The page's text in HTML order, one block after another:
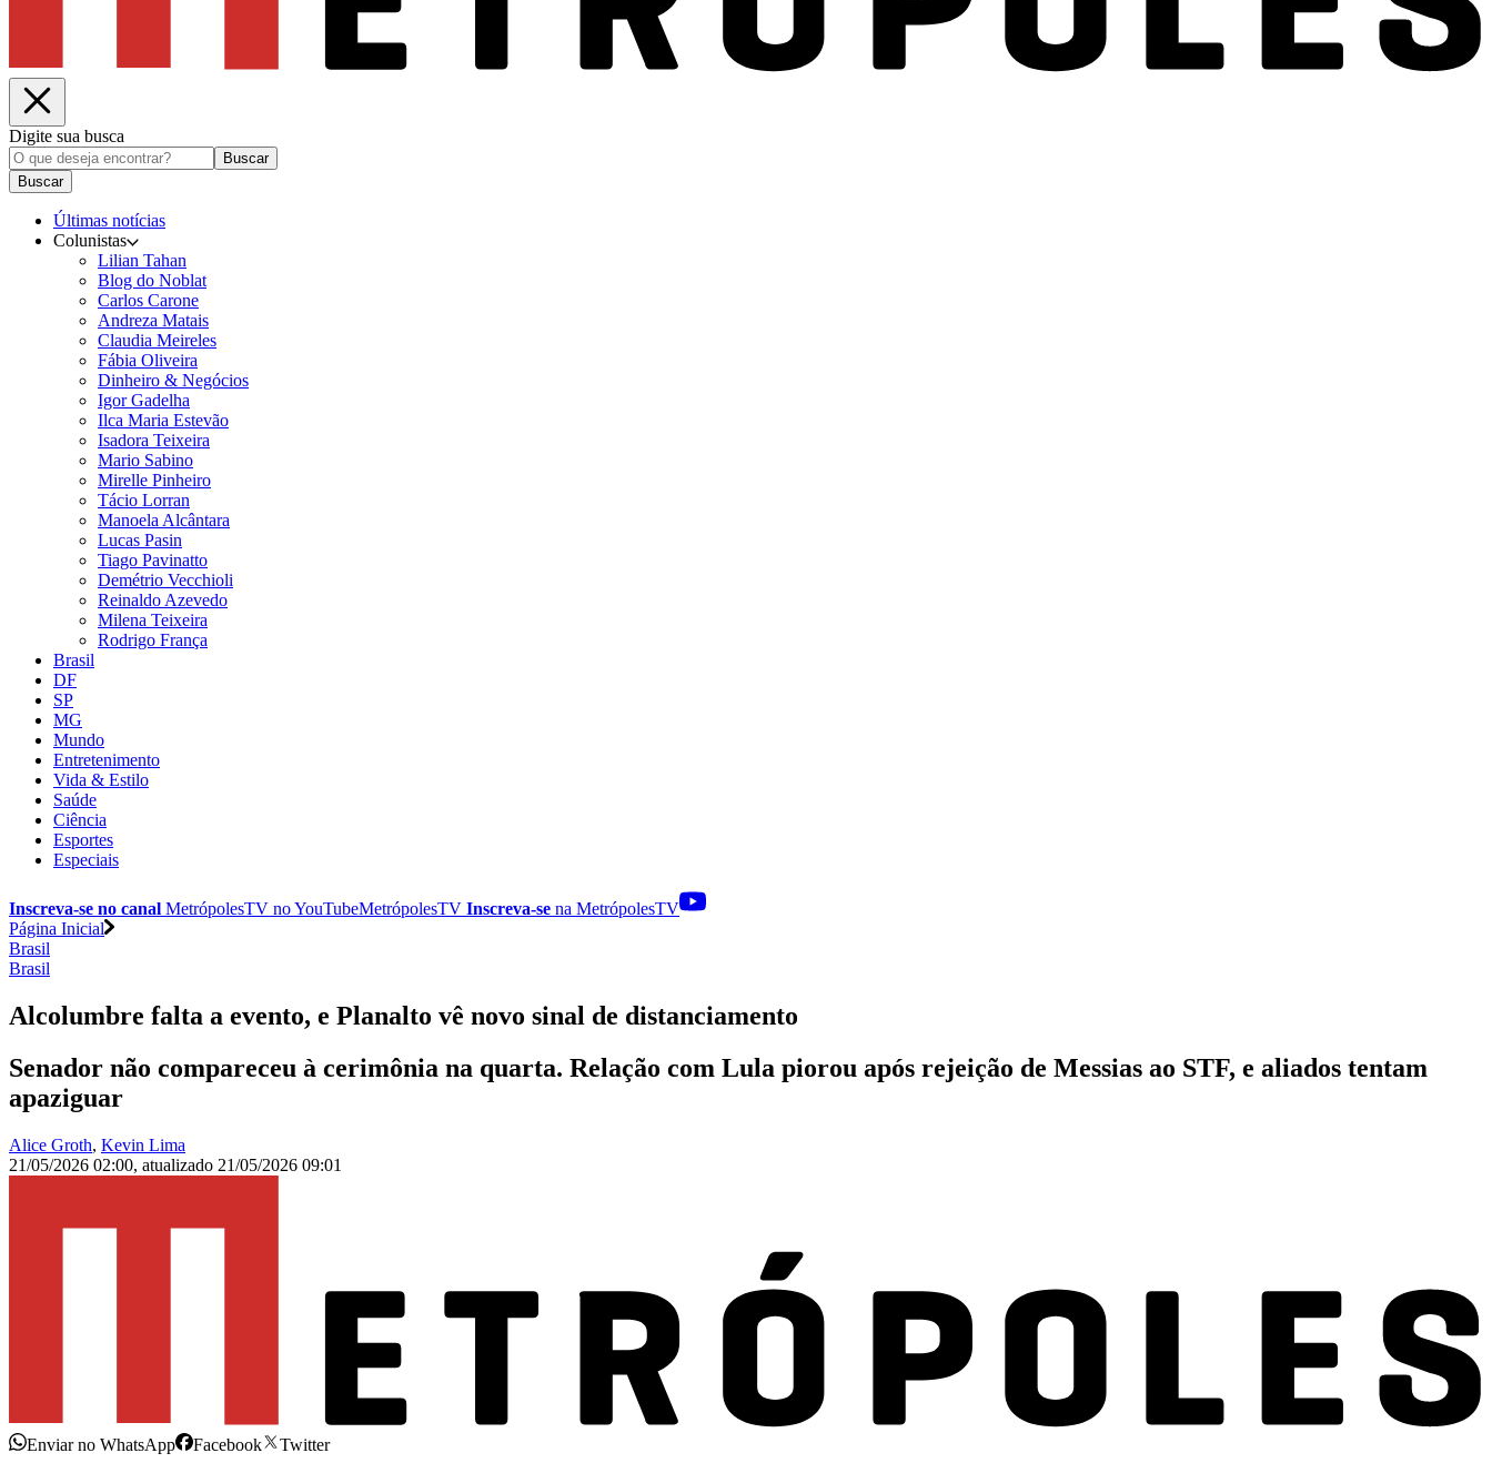
Digite sua busca
Buscar
Buscar
Últimas notícias
Colunistas
Lilian Tahan
Blog do Noblat
Carlos Carone
Andreza Matais
Claudia Meireles
Fábia Oliveira
Dinheiro & Negócios
Igor Gadelha
Ilca Maria Estevão
Isadora Teixeira
Mario Sabino
Mirelle Pinheiro
Tácio Lorran
Manoela Alcântara
Lucas Pasin
Tiago Pavinatto
Demétrio Vecchioli
Reinaldo Azevedo
Milena Teixeira
Rodrigo França
Brasil
DF
SP
MG
Mundo
Entretenimento
Vida & Estilo
Saúde
Ciência
Esportes
Especiais
Inscreva-se no canal MetrópolesTV noYouTubeMetrópolesTV Inscreva-se na MetrópolesTV
Página Inicial
Brasil
Brasil
Alcolumbre falta a evento, e Planalto vê novo sinal de distanciamento
Senador não compareceu à cerimônia na quarta. Relação com Lula piorou após rejeição de Messias ao STF, e aliados tentam
apaziguar
Alice Groth, Kevin Lima
21/05/2026 02:00, atualizado 21/05/2026 09:01
Enviar no WhatsApp Facebook Twitter